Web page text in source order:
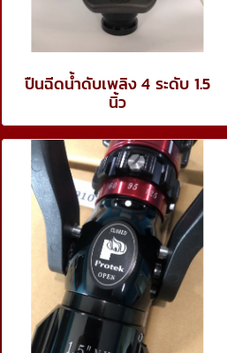
ปืนฉีดน้ำดับเพลิง 4 ระดับ 1.5
นิ้ว